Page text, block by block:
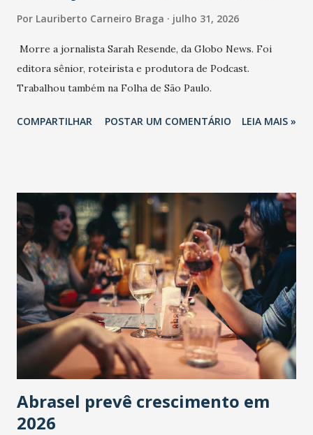
Por Lauriberto Carneiro Braga julho 31, 2026
Morre a jornalista Sarah Resende, da Globo News. Foi
editora sênior, roteirista e produtora de Podcast.
Trabalhou também na Folha de São Paulo.
COMPARTILHAR POSTAR UM COMENTÁRIO LEIA MAIS »
Abrasel prevê crescimento em
2026